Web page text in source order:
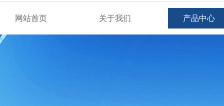
网站首页 关于我们 产品中心